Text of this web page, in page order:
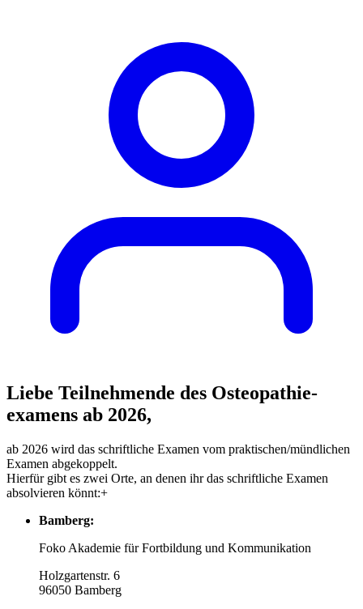
Liebe Teilnehmende des Osteopathie­
examens ab 2026,
ab 2026 wird das schriftliche Examen vom praktischen/mündlichen
Examen abgekoppelt.
Hierfür gibt es zwei Orte, an denen ihr das schriftliche Examen
absolvieren könnt:+
Bamberg:
Foko Akademie für Fortbildung und Kommunikation
Holzgartenstr. 6
96050 Bamberg